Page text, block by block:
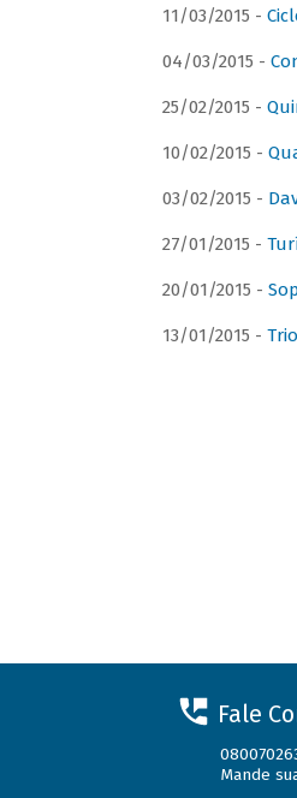
11/03/2015 -
04/03/2015 -
25/02/2015 -
10/02/2015 -
03/02/2015 -
27/01/2015 -
20/01/2015 -
13/01/2015 -
Fale
Mande